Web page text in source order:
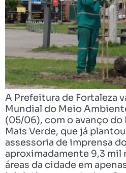
A Prefeitura de Fortaleza
Mundial do Meio
(05/06), com o avanço do
Mais Verde, que já
assessoria de imprensa
aproximadamente 9,3 mil
áreas da cidade em